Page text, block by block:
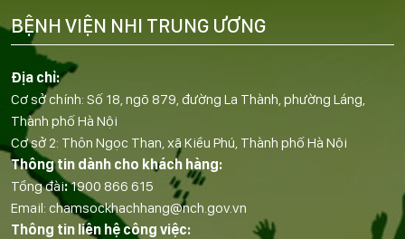
Địa chỉ:
Cơ sở chính: Số 18, ngõ 879, đường La Thành, phường Láng,
Thành phố Hà Nội
Cơ sở 2: Thôn Ngọc Than, xã Kiều Phú, Thành phố Hà Nội
Thông tin dành cho khách hàng:
Tổng đài:1900 866 615
Email: chamsockhachhang@nch.gov.vn
Thông tin liên hệ công việc:
BỆNH VIỆN NHI TRUNG ƯƠNG